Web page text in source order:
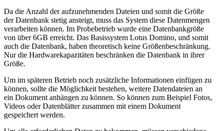
Da die Anzahl der aufzunehmenden Dateien und somit die Größe
der Datenbank stetig ansteigt, muss das System diese Datenmengen
verarbeiten können. Im Probebetrieb wurde eine Datenbankgröße
von über 6GB erreicht. Das Basissystem Lotus Domino, und somit
auch die Datenbank, haben theoretisch keine Größenbeschränkung.
Nur die Hardwarekapazitäten beschränken die Datenbank in ihrer
Größe.
Um im späteren Betrieb noch zusätzliche Informationen einfügen zu
können, sollte die Möglichkeit bestehen, weitere Datendateien an
ein Dokument anhängen zu können. So können zum Beispiel Fotos,
Videos oder Datenblätter zusammen mit einem Dokument
gespeichert werden.